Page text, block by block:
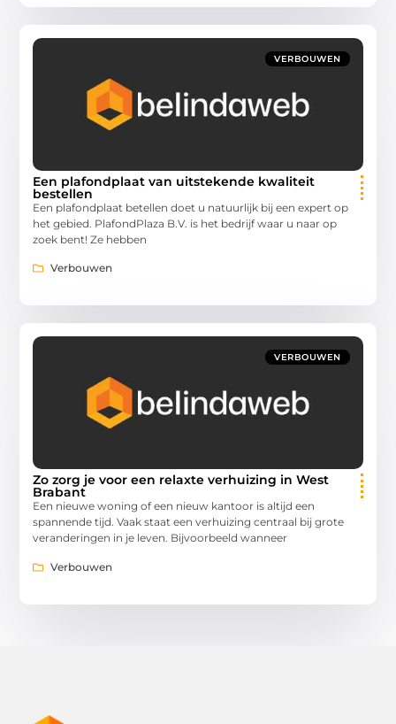
VERBOUWEN
Een plafondplaat van uitstekende kwaliteit
bestellen
Een plafondplaat betellen doet u natuurlijk bij een expert op
het gebied. PlafondPlaza B.V. is het bedrijf waar u naar op
zoek bent! Ze hebben
Verbouwen
VERBOUWEN
Zo zorg je voor een relaxte verhuizing in West
Brabant
Een nieuwe woning of een nieuw kantoor is altijd een
spannende tijd. Vaak staat een verhuizing centraal bij grote
veranderingen in je leven. Bijvoorbeeld wanneer
Verbouwen